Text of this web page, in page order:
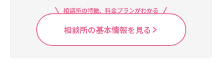
相談所の特徴、料金プランがわかる
相談所の基本情報を見る